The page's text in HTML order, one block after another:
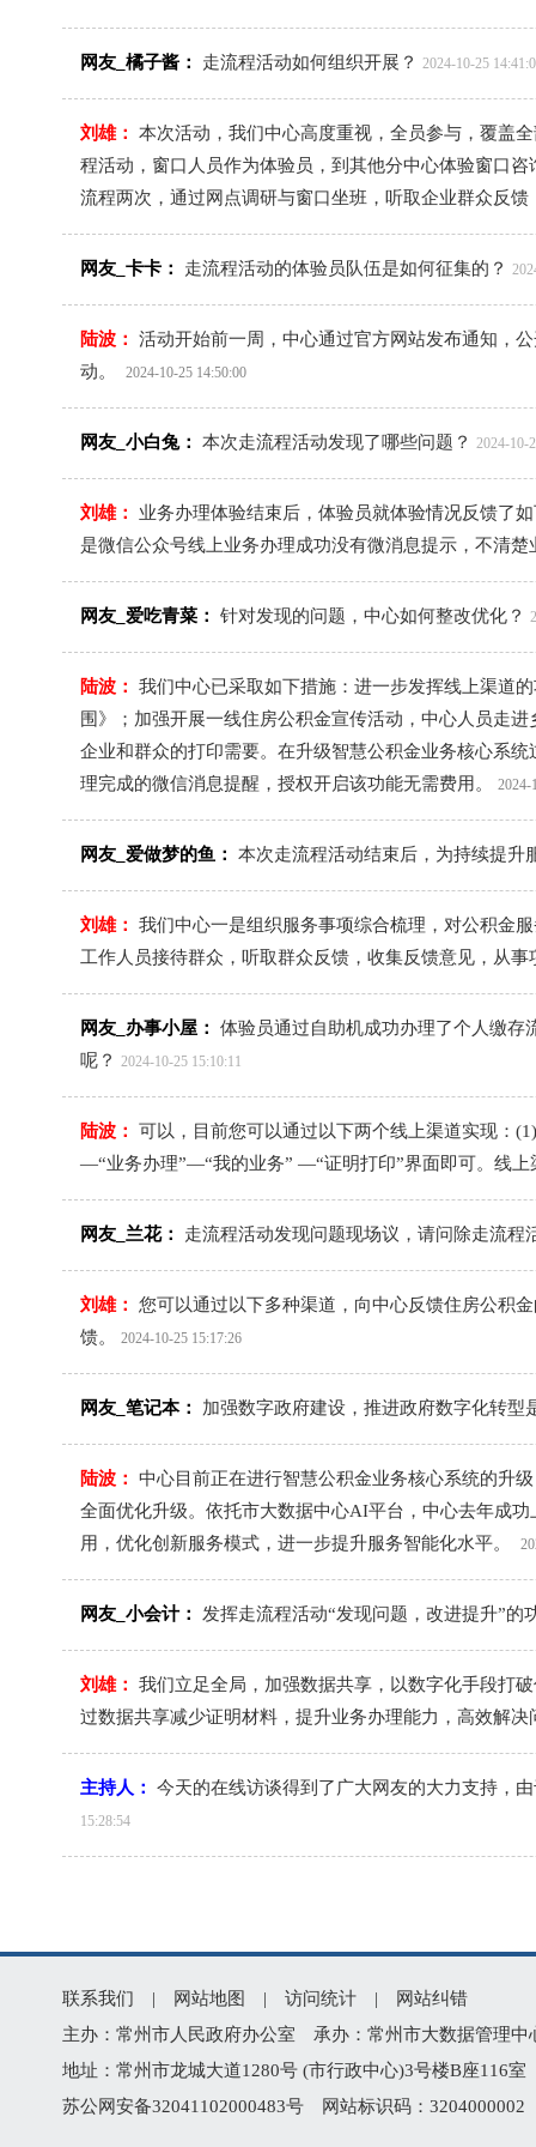
联系我们 | 网站地图 | 访问统计 |
网站纠错
主办：常州市人民政府办公室 承办：常州市大数据管理
地址：常州市龙城大道1280号 (市行政中心)3号楼B座116
苏公网安备32041102000483号 网站标识码：